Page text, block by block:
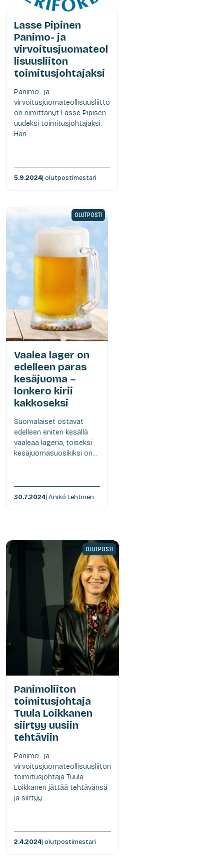
Lasse Pipinen
Panimo- ja
virvoitusjuomateol
lisuusliiton
toimitusjohtajaksi
Panimo- ja
virvoitusjuomateollisuusliitto
on nimittänyt Lasse Pipisen
uudeksi toimitusjohtajaksi.
Hän...
5.9.2024| olutpostimestari
OLUTPOSTI
Vaalea lager on
edelleen paras
kesäjuoma –
lonkero kirii
kakkoseksi
Suomalaiset ostavat
edelleen eniten kesällä
vaaleaa lageria, toiseksi
kesäjuomasuosikiksi on...
30.7.2024| Anikó Lehtinen
OLUTPOSTI
Panimoliiton
toimitusjohtaja
Tuula Loikkanen
siirtyy uusiin
tehtäviin
Panimo- ja
virvoitusjuomateollisuusliiton
toimitusjohtaja Tuula
Loikkanen jättää tehtävänsä
ja siirtyy...
2.4.2024| olutpostimestari